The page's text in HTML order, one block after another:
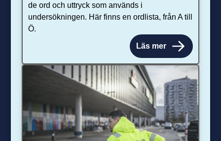
de ord och uttryck som används i
undersökningen. Här finns en ordlista, från A till
Ö.
Läs mer